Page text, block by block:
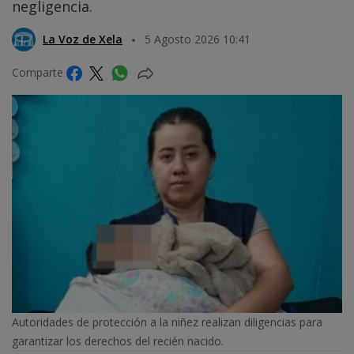
negligencia.
La Voz de Xela 5 Agosto 2026 10:41
Comparte
Autoridades de protección a la niñez realizan diligencias para
garantizar los derechos del recién nacido.